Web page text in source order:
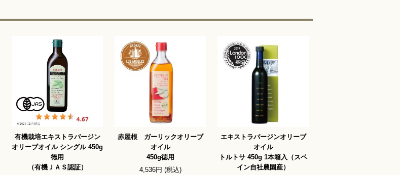
有機栽培エキストラバージン
オリーブオイル シングル 450g
徳用
（有機ＪＡＳ認証）
赤屋根 ガーリックオリーブ
オイル
450g徳用
4,536円 (税込)
エキストラバージンオリーブ
オイル
トルトサ 450g 1本箱入（スペ
イン自社農園産）